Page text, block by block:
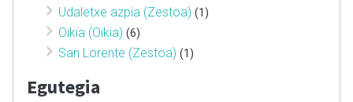
Udaletxe azpia (Zestoa) (1)
Oikia (Oikia) (6)
San Lorente (Zestoa) (1)
Egutegia